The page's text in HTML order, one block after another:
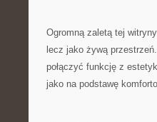
Ogromną zaletą tej
lecz jako żywą
połączyć funkcję z
jako na podstawę